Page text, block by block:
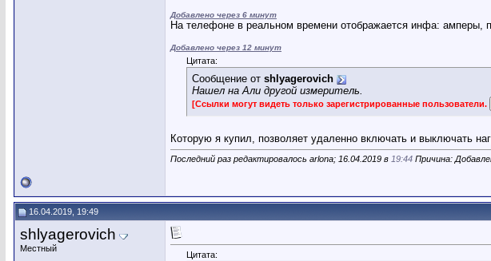
Добавлено через 6 минут
На телефоне в реальном времени отображается инфа: амперы,
Добавлено через 12 минут
Цитата:
Сообщение от shlyagerovich
Нашел на Али другой измеритель.
[Ссылки могут видеть только зарегистрированные пользователи.
Которую я купил, позволяет удаленно включать и выключать
Последний раз редактировалось arlona; 16.04.2019 в 19:44 Причина:
16.04.2019, 19:49
shlyagerovich
Местный
Цитата: